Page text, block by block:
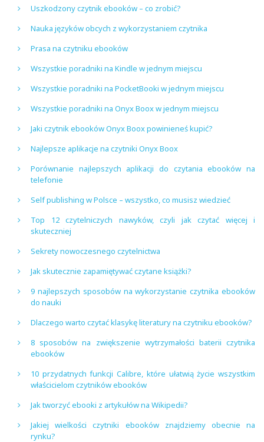
Uszkodzony czytnik ebooków – co zrobić?
Nauka języków obcych z wykorzystaniem czytnika
Prasa na czytniku ebooków
Wszystkie poradniki na Kindle w jednym miejscu
Wszystkie poradniki na PocketBooki w jednym miejscu
Wszystkie poradniki na Onyx Boox w jednym miejscu
Jaki czytnik ebooków Onyx Boox powinieneś kupić?
Najlepsze aplikacje na czytniki Onyx Boox
Porównanie najlepszych aplikacji do czytania ebooków na
telefonie
Self publishing w Polsce – wszystko, co musisz wiedzieć
Top 12 czytelniczych nawyków, czyli jak czytać więcej i
skuteczniej
Sekrety nowoczesnego czytelnictwa
Jak skutecznie zapamiętywać czytane książki?
9 najlepszych sposobów na wykorzystanie czytnika ebooków
do nauki
Dlaczego warto czytać klasykę literatury na czytniku ebooków?
8 sposobów na zwiększenie wytrzymałości baterii czytnika
ebooków
10 przydatnych funkcji Calibre, które ułatwią życie wszystkim
właścicielom czytników ebooków
Jak tworzyć ebooki z artykułów na Wikipedii?
Jakiej wielkości czytniki ebooków znajdziemy obecnie na
rynku?